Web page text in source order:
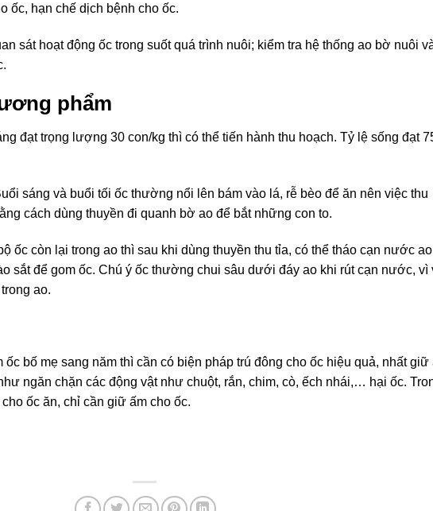
ốc, hạn chế dịch bệnh cho ốc.
sát hoạt động ốc trong suốt quá trình nuôi; kiểm tra hệ thống ao bờ nuôi
phẩm
đạt trọng lượng 30 con/kg thì có thể tiến hành thu hoạch. Tỷ lệ sống đạt
sáng và buổi tối ốc thường nổi lên bám vào lá, rễ bèo để ăn nên việc thu
cách dùng thuyền đi quanh bờ ao để bắt những con to.
ốc còn lại trong ao thì sau khi dùng thuyền thu tỉa, có thể tháo cạn nước
sắt để gom ốc. Chú ý ốc thường chui sâu dưới đáy ao khi rút cạn nước, vì
ao.
bố mẹ sang năm thì cần có biện pháp trú đông cho ốc hiệu quả, nhất giữ
ngăn chặn các động vật như chuột, rắn, chim, cò, ếch nhái,… hại ốc.
ốc ăn, chỉ cần giữ ấm cho ốc.